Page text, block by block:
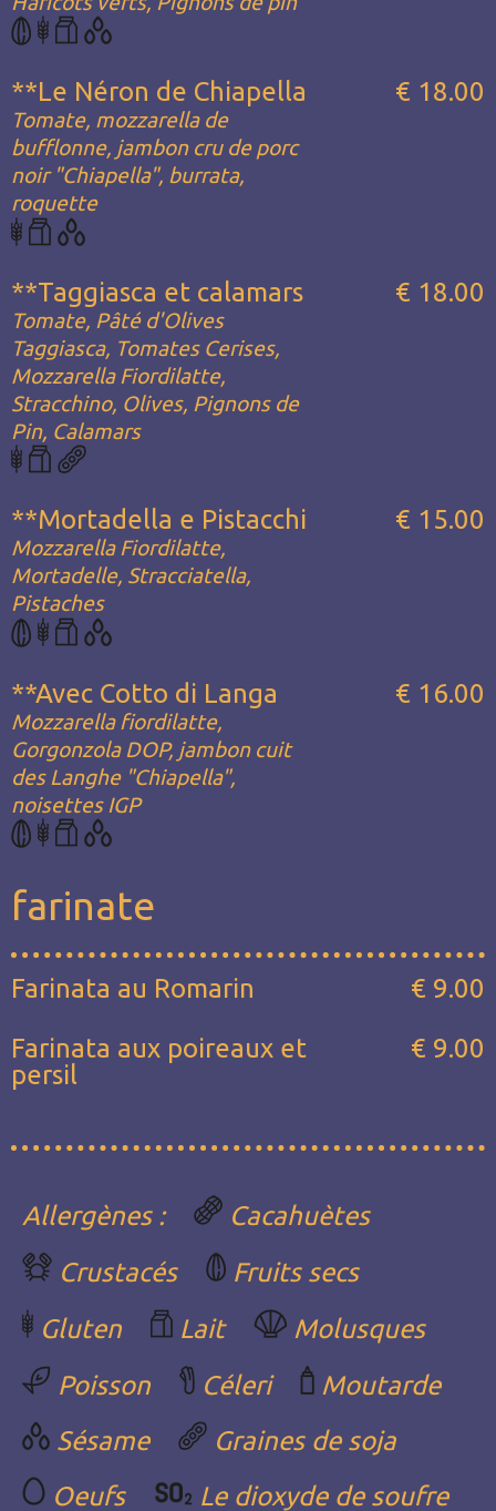
**Le Néron de Chiapella
Tomate, mozzarella de
bufflonne, jambon cru de porc
noir "Chiapella", burrata,
roquette
€ 18.00
**Taggiasca et calamars
Tomate, Pâté d'Olives
Taggiasca, Tomates Cerises,
Mozzarella Fiordilatte,
Stracchino, Olives, Pignons de
Pin, Calamars
€ 18.00
**Mortadella e Pistacchi
Mozzarella Fiordilatte,
Mortadelle, Stracciatella,
Pistaches
€ 15.00
**Avec Cotto di Langa
Mozzarella fiordilatte,
Gorgonzola DOP, jambon cuit
des Langhe "Chiapella",
noisettes IGP
€ 16.00
farinate
Farinata au Romarin
€ 9.00
Farinata aux poireaux et
persil
€ 9.00
Allergènes :
Cacahuètes
Crustacés
Fruits secs
Gluten
Lait
Molusques
Poisson
Céleri
Moutarde
Sésame
Graines de soja
Oeufs
Le dioxyde de soufre